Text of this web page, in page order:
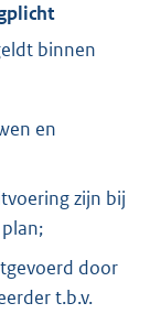
binnen
en
zijn bij
door
t.b.v.